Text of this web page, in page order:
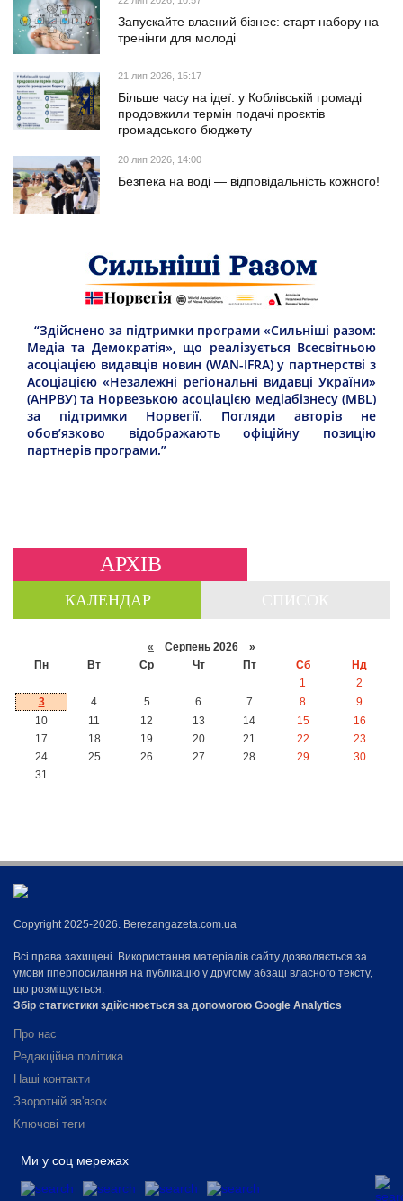
Запускайте власний бізнес: старт набору на
тренінги для молоді
21 лип 2026, 15:17
Більше часу на ідеї: у Коблівській громаді
продовжили термін подачі проєктів
громадського бюджету
20 лип 2026, 14:00
Безпека на воді — відповідальність кожного!
“Здійснено за підтримки програми «Сильніші разом:
Медіа та Демократія», що реалізується Всесвітньою
асоціацією видавців новин (WAN-IFRA) у партнерстві з
Асоціацією «Незалежні регіональні видавці України»
(АНРВУ) та Норвезькою асоціацією медіабізнесу (MBL)
за підтримки Норвегії. Погляди авторів не
обов’язково відображають офіційну позицію
партнерів програми.”
АРХІВ
КАЛЕНДАР
« Серпень 2026 »
Пн
Вт Ср Чт Пт Сб
Нд
1
2
3
4 5 6 7 8
9
10
11 12 13 14 15
16
17
18 19 20 21 22
23
24
25 26 27 28 29
30
31
Copyright 2025-2026. Berezangazeta.com.ua
Всі права захищені. Використання матеріалів сайту дозволяється за
умови гіперпосилання на публікацію у другому абзаці власного тексту,
що розміщується.
Збір статистики здійснюється за допомогою Google Analytics
Про нас
Редакційна політика
Наші контакти
Зворотній зв'язок
Ключові теги
Ми у соц мережах